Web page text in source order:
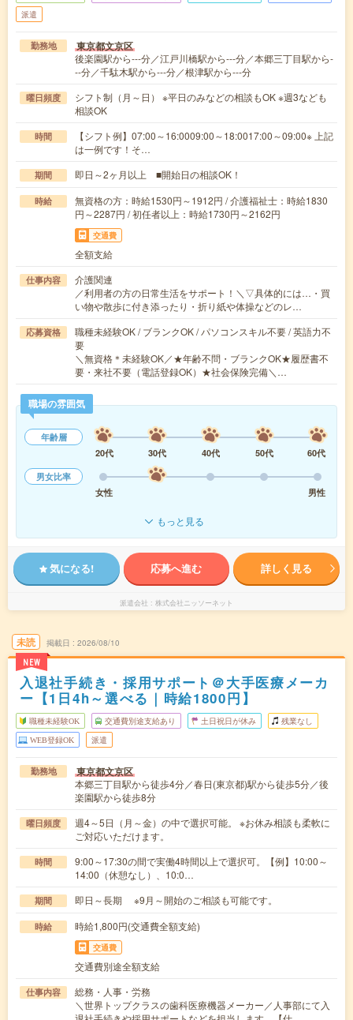
派遣
勤務地 東京都文京区
後楽園駅から---分／江戸川橋駅から---分／本郷三丁目駅から-
--分／千駄木駅から---分／根津駅から---分
曜日頻度
シフト制（月～日） ※平日のみなどの相談もOK ※週3なども
相談OK
時間
【シフト例】07:00～16:0009:00～18:0017:00～09:00※ 上記
は一例です！そ…
期間 即日～2ヶ月以上 ■開始日の相談OK！
時給
無資格の方：時給1530円～1912円 / 介護福祉士：時給1830
円～2287円 / 初任者以上：時給1730円～2162円
交通費
全額支給
仕事内容
介護関連
／利用者の方の日常生活をサポート！＼▽具体的には…・買
い物や散歩に付き添ったり・折り紙や体操などのレ…
応募資格
職種未経験OK / ブランクOK / パソコンスキル不要 / 英語力不
要
＼無資格＊未経験OK／★年齢不問・ブランクOK★履歴書不
要・来社不要（電話登録OK）★社会保険完備＼…
職場の雰囲気
年齢層
20代
30代 40代 50代
60代
男女比率
女性
男性
もっと見る
気になる! 応募へ進む 詳しく見る
派遣会社 株式会社ニッソーネット
未読
NEW
掲載日 2026/08/10
入退社手続き・採用サポート＠大手医療メーカ
ー【1日4h～選べる｜時給1800円】
職種未経験OK 交通費別途支給あり 土日祝日が休み 残業なし
WEB登録OK 派遣
勤務地 東京都文京区
本郷三丁目駅から徒歩4分／春日(東京都)駅から徒歩5分／後
楽園駅から徒歩8分
曜日頻度
週4～5日（月～金）の中で選択可能。 ※お休み相談も柔軟に
ご対応いただけます。
時間
9:00～17:30の間で実働4時間以上で選択可。【例】10:00～
14:00（休憩なし）、10:0…
期間 即日～長期 ※9月～開始のご相談も可能です。
時給 時給1,800円(交通費全額支給)
交通費
交通費別途全額支給
仕事内容
総務・人事・労務
＼世界トップクラスの歯科医療機器メーカー／人事部にて入